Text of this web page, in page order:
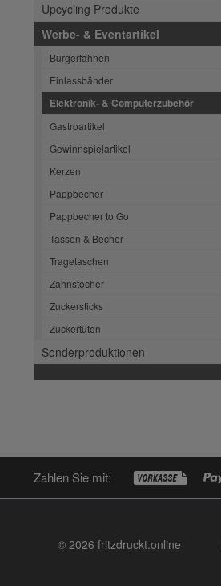
Upcycling Produkte
Werbe- & Eventartikel
Burgerfahnen
Einlassbänder
Elektronik- & Computerzubehör
Gastroartikel
Gewinnspielartikel
Kerzen
Pappbecher
Pappbecher to Go
Tassen & Becher
Tragetaschen
Zahnstocher
Zuckersticks
Zuckertüten
Sonderproduktionen
Zahlen Sie mit:
© 2026 fritzdruckt.online